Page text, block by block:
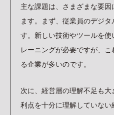
主な課題は、さまざまな要
ます。まず、従業員のデジ
す。新しい技術やツールを
レーニングが必要ですが、
る企業が多いのです。
次に、経営層の理解不足も
利点を十分に理解していな